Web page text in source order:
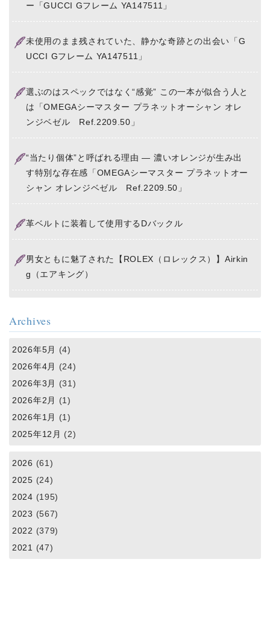
ー「GUCCI Gフレーム YA147511」
未使用のまま残されていた、静かな奇跡との出会い「G
UCCI Gフレーム YA147511」
選ぶのはスペックではなく“感覚” この一本が似合う人と
は「OMEGAシーマスター プラネットオーシャン オレ
ンジベゼル Ref.2209.50」
“当たり個体”と呼ばれる理由 ― 濃いオレンジが生み出
す特別な存在感「OMEGAシーマスター プラネットオー
シャン オレンジベゼル Ref.2209.50」
革ベルトに装着して使用するDバックル
男女ともに魅了された【ROLEX（ロレックス）】Airkin
g（エアキング）
Archives
2026年5月
(4)
2026年4月
(24)
2026年3月
(31)
2026年2月
(1)
2026年1月
(1)
2025年12月 (2)
2026 (61)
2025 (24)
2024 (195)
2023 (567)
2022 (379)
2021 (47)